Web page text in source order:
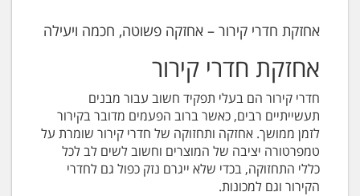
אחזקת חדרי קירור – אחזקה פשוטה, חכמה ויעילה
אחזקת חדרי קירור
חדרי קירור הם בעלי תפקיד חשוב עבור מבנים
תעשייתיים רבים, כאשר ברוב הפעמים מדובר בקירור
לזמן ממושך. אחזקה ותחזוקה של חדרי קירור שומרת על
טמפרטורה יציבה של המוצרים וחשוב לשים לב לכל
כללי התחזוקה, בכדי שלא ייגרם נזק כפול גם לחדרי
הקירור וגם למכונות.